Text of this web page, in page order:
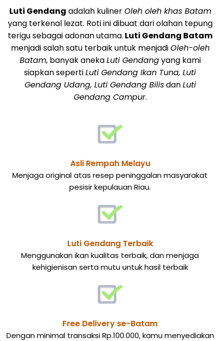
Luti Gendang adalah kulinerOleh oleh khas Batam
yang terkenal lezat. Roti ini dibuat dari olahan tepung
terigu sebagai adonan utama. Luti Gendang Batam
menjadi salah satu terbaik untuk menjadiOleh-oleh
Batam, banyak anekaLuti Gendangyang kami
siapkan sepertiLuti Gendang Ikan Tuna, Luti
Gendang Udang, Luti Gendang BilisdanLuti
Gendang Campur.
Asli Rempah Melayu
Menjaga original atas resep peninggalan masyarakat
pesisir kepulauan Riau.
Luti Gendang Terbaik
Menggunakan ikan kualitas terbaik, dan menjaga
kehigienisan serta mutu untuk hasil terbaik
Free Delivery se-Batam
Dengan minimal transaksi Rp.100.000, kamu menyediakan